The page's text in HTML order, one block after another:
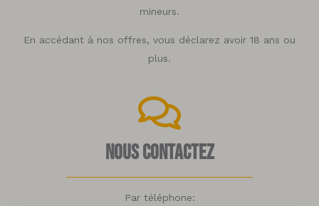
mineurs.
En accédant à nos offres, vous déclarez avoir 18 ans ou
plus.
Nous contactez
Par téléphone: